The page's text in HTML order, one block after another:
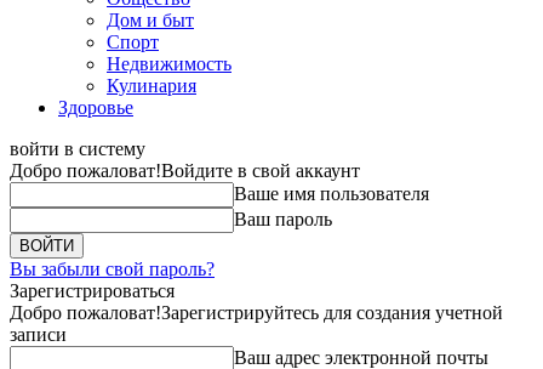
Дом и быт
Спорт
Недвижимость
Кулинария
Здоровье
войти в систему
Добро пожаловат!Войдите в свой аккаунт
Ваше имя пользователя
Ваш пароль
Вы забыли свой пароль?
Зарегистрироваться
Добро пожаловат!Зарегистрируйтесь для создания учетной
записи
Ваш адрес электронной почты